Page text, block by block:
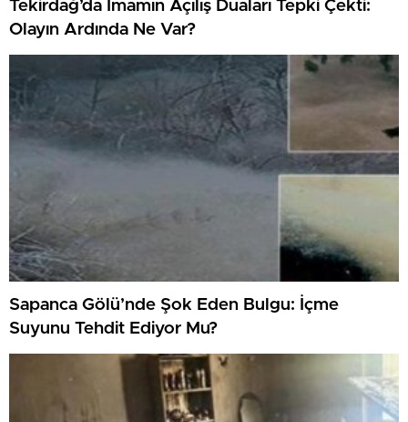
Tekirdağ’da İmamın Açılış Duaları Tepki Çekti:
Olayın Ardında Ne Var?
Sapanca Gölü’nde Şok Eden Bulgu: İçme
Suyunu Tehdit Ediyor Mu?